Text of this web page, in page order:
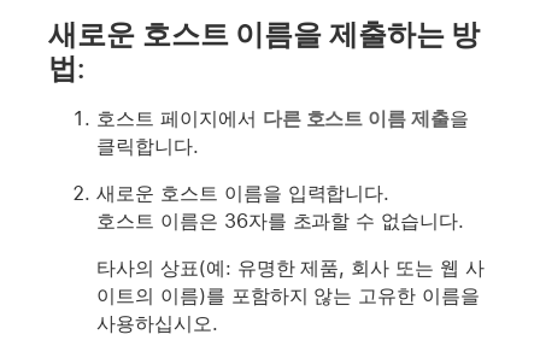
새로운 호스트 이름을 제출하는 방
법:
호스트 페이지에서 다른 호스트 이름 제출을
클릭합니다.
새로운 호스트 이름을 입력합니다.
호스트 이름은 36자를 초과할 수 없습니다.
타사의 상표(예: 유명한 제품, 회사 또는 웹 사
이트의 이름)를 포함하지 않는 고유한 이름을
사용하십시오.